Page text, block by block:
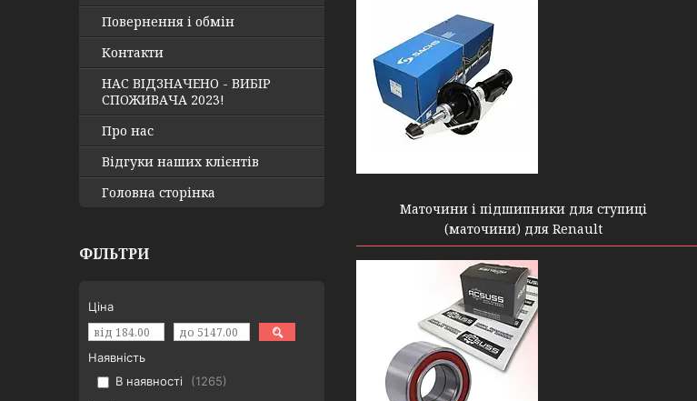
Маточини і підшипники для ступиці
(маточини) для Renault
Повернення і обмін
Контакти
НАС ВІДЗНАЧЕНО - ВИБІР
СПОЖИВАЧА 2023!
Про нас
Відгуки наших клієнтів
Головна сторінка
ФІЛЬТРИ
Ціна
Наявність
В наявності
1265